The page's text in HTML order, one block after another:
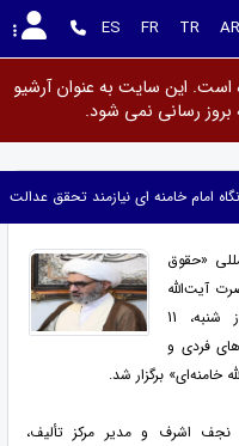
AR
TR
FR
ES
است. این سایت به عنوان آرشیو
بروز رسانی نمی شود.
امام خامنه‌ ای نیازمند تحقق عدالت
«حقوق
آیت‌الله
العظمی خامنه‌ای(مدظله العالی)» عصر روز شنبه، 11
فردی و
خامنه‌ای» برگزار شد.
نجف اشرف و مدیر مرکز تألیف،